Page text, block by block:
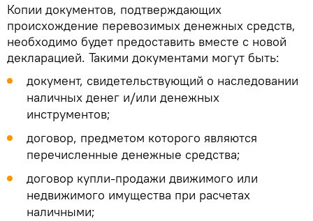
Копии документов, подтверждающих
происхождение перевозимых денежных средств,
необходимо будет предоставить вместе с новой
декларацией. Такими документами могут быть:
документ, свидетельствующий о наследовании
наличных денег и/или денежных
инструментов;
договор, предметом которого являются
перечисленные денежные средства;
договор купли-продажи движимого или
недвижимого имущества при расчетах
наличными;